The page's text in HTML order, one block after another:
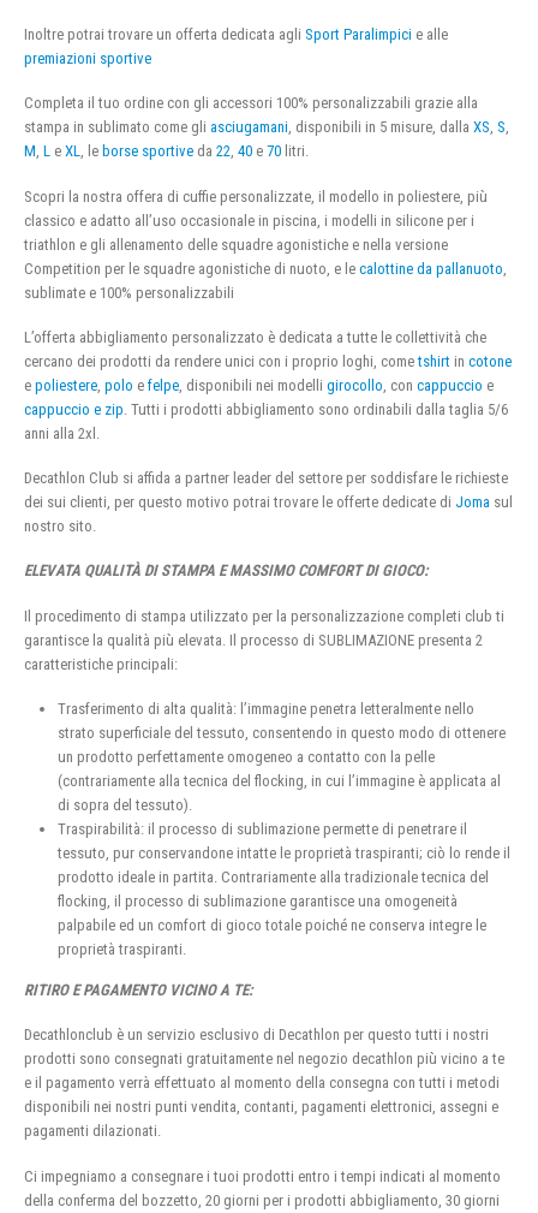
Inoltre potrai trovare un offerta dedicata agli Sport Paralimpici e alle
premiazioni sportive
Completa il tuo ordine con gli accessori 100% personalizzabili grazie alla
stampa in sublimato come gli asciugamani, disponibili in 5 misure, dalla XS, S,
M, L e XL, le borse sportive da 22, 40 e 70 litri.
Scopri la nostra offera di cuffie personalizzate, il modello in poliestere, più
classico e adatto all’uso occasionale in piscina, i modelli in silicone per i
triathlon e gli allenamento delle squadre agonistiche e nella versione
Competition per le squadre agonistiche di nuoto, e le calottine da pallanuoto
sublimate e 100% personalizzabili
L’offerta abbigliamento personalizzato è dedicata a tutte le collettività che
cercano dei prodotti da rendere unici con i proprio loghi, cometshirt in cotone
e poliestere polo e felpe , disponibili nei modelli girocollo , con cappuccio e
cappuccio e zip . Tutti i prodotti abbigliamento sono ordinabili dalla taglia 5/6
anni alla 2xl.
Decathlon Club si affida a partner leader del settore per soddisfare le richieste
dei sui clienti, per questo motivo potrai trovare le offerte dedicate di Joma sul
nostro sito.
ELEVATA QUALITÀ DI STAMPA E MASSIMO COMFORT DI GIOCO:
Il procedimento di stampa utilizzato per la personalizzazione completi club ti
garantisce la qualità più elevata. Il processo di SUBLIMAZIONE presenta 2
caratteristiche principali:
Trasferimento di alta qualità: l’immagine penetra letteralmente nello
strato superficiale del tessuto, consentendo in questo modo di ottenere
un prodotto perfettamente omogeneo a contatto con la pelle
(contrariamente alla tecnica del flocking, in cui l’immagine è applicata al
di sopra del tessuto).
Traspirabilità: il processo di sublimazione permette di penetrare il
tessuto, pur conservandone intatte le proprietà traspiranti; ciò lo rende il
prodotto ideale in partita. Contrariamente alla tradizionale tecnica del
flocking, il processo di sublimazione garantisce una omogeneità
palpabile ed un comfort di gioco totale poiché ne conserva integre le
proprietà traspiranti.
RITIRO E PAGAMENTO VICINO A TE:
Decathlonclub è un servizio esclusivo di Decathlon per questo tutti i nostri
prodotti sono consegnati gratuitamente nel negozio decathlon più vicino a te
e il pagamento verrà effettuato al momento della consegna con tutti i metodi
disponibili nei nostri punti vendita, contanti, pagamenti elettronici, assegni e
pagamenti dilazionati.
Ci impegniamo a consegnare i tuoi prodotti entro i tempi indicati al momento
della conferma del bozzetto, 20 giorni per i prodotti abbigliamento, 30 giorni